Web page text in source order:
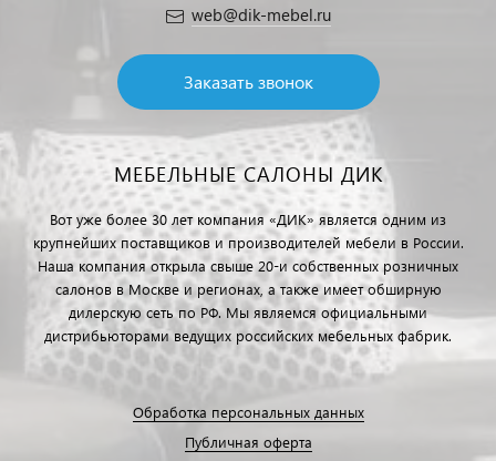
web@dik-mebel.ru
Заказать звонок
МЕБЕЛЬНЫЕ САЛОНЫ ДИК
Вот уже более 30 лет компания «ДИК» является одним из
крупнейших поставщиков и производителей мебели в России.
Наша компания открыла свыше 20-и собственных розничных
салонов в Москве и регионах, а также имеет обширную
дилерскую сеть по РФ. Мы являемся официальными
дистрибьюторами ведущих российских мебельных фабрик.
Обработка персональных данных
Публичная оферта